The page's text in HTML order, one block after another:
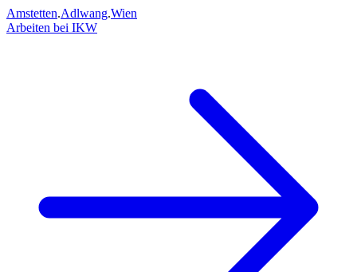
Amstetten.Adlwang.Wien
Arbeiten bei IKW